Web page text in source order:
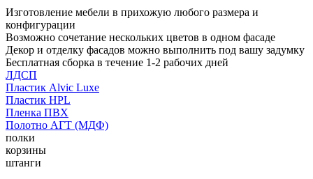
Изготовление мебели в прихожую любого размера и
конфигурации
Возможно сочетание нескольких цветов в одном фасаде
Декор и отделку фасадов можно выполнить под вашу задумку
Бесплатная сборка в течение 1-2 рабочих дней
ЛДСП
Пластик Alvic Luxe
Пластик HPL
Пленка ПВХ
Полотно АГТ (МДФ)
полки
корзины
штанги